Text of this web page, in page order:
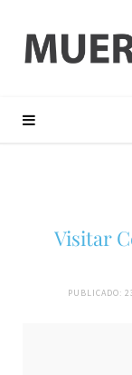
Visitar
PUBLICADO: